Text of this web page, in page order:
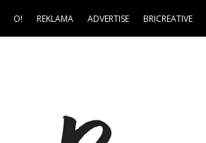
O! REKLAMA ADVERTISE BRICREATIVE